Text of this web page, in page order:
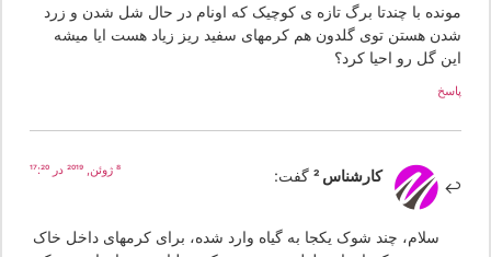
با چندتا برگ تازه ی کوچیک که اونام در حال شل شدن و زرد
هستن توی گلدون هم کرمهای سفید ریز زیاد هست ایا میشه
گل رو احیا کرد؟
کارشناس 2 گفت:
سلام، چند شوک یکجا به گیاه وارد شده، برای کرمهای داخل خاک